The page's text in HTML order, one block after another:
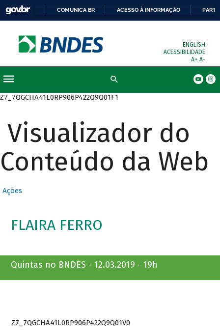
COMUNICA BR ACESSO À INFORMAÇÃO
ENGLISH
ACESSIBILIDADE
A+ A-
Z7_7QGCHA41L0RP906P422Q9Q01F1
Visualizador do
Conteúdo da Web
Ações
FLAIRA FERRO
Quintas no BNDES - 12.03.2019 - 19h
Z7_7QGCHA41L0RP906P422Q9Q01V0